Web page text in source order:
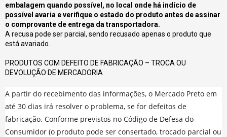
embalagem quando possível, no local onde há indício de
possível avaria e verifique o estado do produto antes de assinar
o comprovante de entrega da transportadora.
A recusa pode ser parcial, sendo recusado apenas o produto que
está avariado.
PRODUTOS COM DEFEITO DE FABRICAÇÃO – TROCA OU
DEVOLUÇÃO DE MERCADORIA
A partir do recebimento das informações, o Mercado Preto em
até 30 dias irá resolver o problema, se for defeitos de
fabricação. Conforme previstos no Código de Defesa do
Consumidor (o produto pode ser consertado, trocado parcial ou